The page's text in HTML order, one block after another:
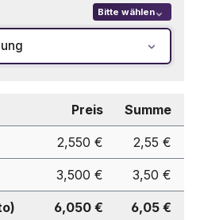
Bitte wählen
Preis Summe
2,550 € 2,55 €
3,500 € 3,50 €
6,050 € 6,05 €